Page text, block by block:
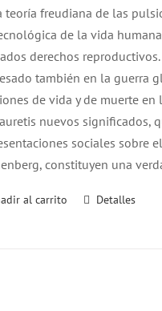
teoría freudiana de las
de la vida
derechos
también en la guerra
de vida y de muerte
nuevos significados,
sociales sobre
constituyen una
al carrito Detalles